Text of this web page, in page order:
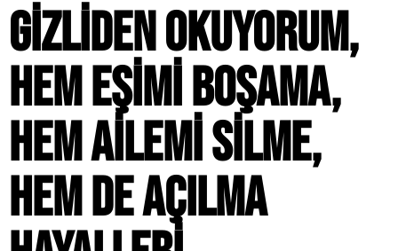
GIZLIDEN OKUYORUM,
HEM EŞIMI BOŞAMA,
HEM AILEMI SILME,
HEM DE AÇILMA